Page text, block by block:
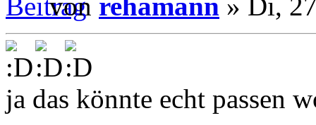
ja das könnte echt passen